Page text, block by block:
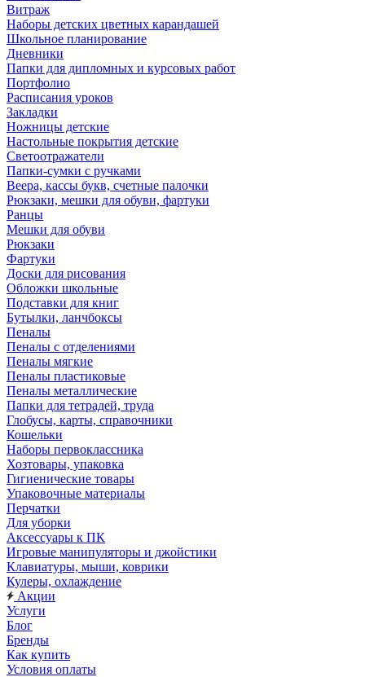
Витраж
Наборы детских цветных карандашей
Школьное планирование
Дневники
Папки для дипломных и курсовых работ
Портфолио
Расписания уроков
Закладки
Ножницы детские
Настольные покрытия детские
Светоотражатели
Папки-сумки с ручками
Веера, кассы букв, счетные палочки
Рюкзаки, мешки для обуви, фартуки
Ранцы
Мешки для обуви
Рюкзаки
Фартуки
Доски для рисования
Обложки школьные
Подставки для книг
Бутылки, ланчбоксы
Пеналы
Пеналы с отделениями
Пеналы мягкие
Пеналы пластиковые
Пеналы металлические
Папки для тетрадей, труда
Глобусы, карты, справочники
Кошельки
Наборы первоклассника
Хозтовары, упаковка
Гигиенические товары
Упаковочные материалы
Перчатки
Для уборки
Аксессуары к ПК
Игровые манипуляторы и джойстики
Клавиатуры, мыши, коврики
Кулеры, охлаждение
Акции
Услуги
Блог
Бренды
Как купить
Условия оплаты